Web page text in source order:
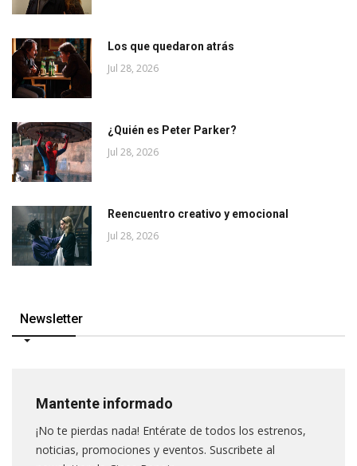
Los que quedaron atrás
Jul 28, 2026
¿Quién es Peter Parker?
Jul 28, 2026
Reencuentro creativo y emocional
Jul 28, 2026
Newsletter
Mantente informado
¡No te pierdas nada! Entérate de todos los estrenos,
noticias, promociones y eventos. Suscribete al